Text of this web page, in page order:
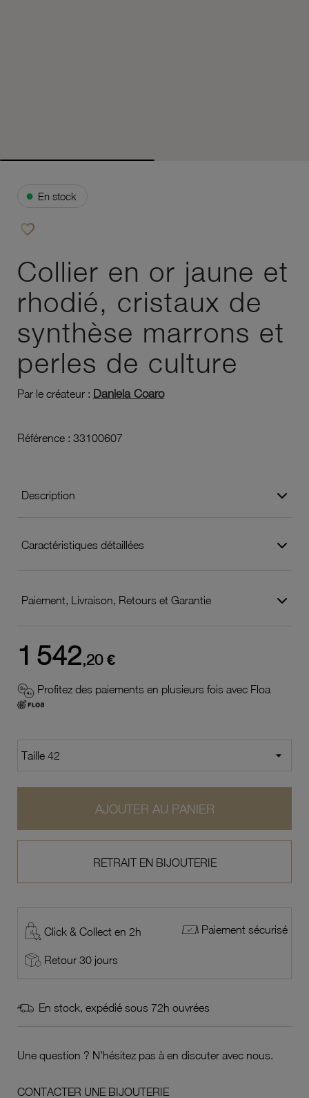
● En stock
favorite_border
Collier en or jaune et
rhodié, cristaux de
synthèse marrons et
perles de culture
Par le créateur : Daniela Coaro
Référence : 33100607
Description
Caractéristiques détaillées
Paiement, Livraison, Retours et Garantie
1 542,20 €
Profitez des paiements en plusieurs fois avec Floa
AJOUTER AU PANIER
RETRAIT EN BIJOUTERIE
Click & Collect en 2h Paiement sécurisé
Retour 30 jours
En stock, expédié sous 72h ouvrées
Une question ? N'hésitez pas à en discuter avec nous.
CONTACTER UNE BIJOUTERIE